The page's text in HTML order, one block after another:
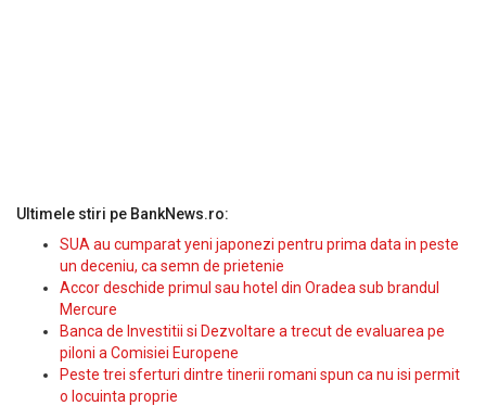
Ultimele stiri pe BankNews.ro:
SUA au cumparat yeni japonezi pentru prima data in peste
un deceniu, ca semn de prietenie
Accor deschide primul sau hotel din Oradea sub brandul
Mercure
Banca de Investitii si Dezvoltare a trecut de evaluarea pe
piloni a Comisiei Europene
Peste trei sferturi dintre tinerii romani spun ca nu isi permit
o locuinta proprie